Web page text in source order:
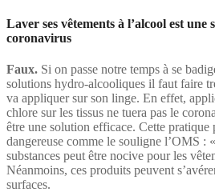
Laver ses vêtements à l’alcool est
coronavirus
Faux. Si on passe notre temps à se
solutions hydro-alcooliques il faut faire
va appliquer sur son linge. En effet,
chlore sur les tissus ne tuera pas le
être une solution efficace. Cette pratique
dangereuse comme le souligne l’OMS :
substances peut être nocive pour les
Néanmoins, ces produits peuvent
surfaces.